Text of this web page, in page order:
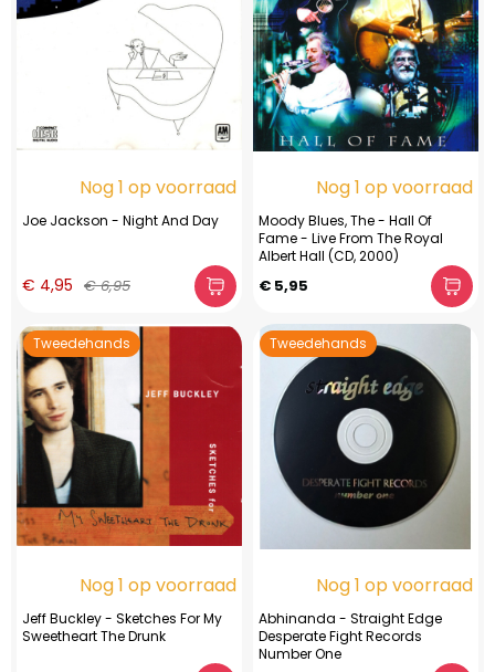
Nog 1 op voorraad
Joe Jackson - Night And Day
€ 4,95 € 6,95
Nog 1 op voorraad
Moody Blues, The - Hall Of
Fame - Live From The Royal
Albert Hall (CD, 2000)
€ 5,95
Tweedehands
Nog 1 op voorraad
Jeff Buckley - Sketches For My
Sweetheart The Drunk
Tweedehands
Nog 1 op voorraad
Abhinanda - Straight Edge
Desperate Fight Records
Number One